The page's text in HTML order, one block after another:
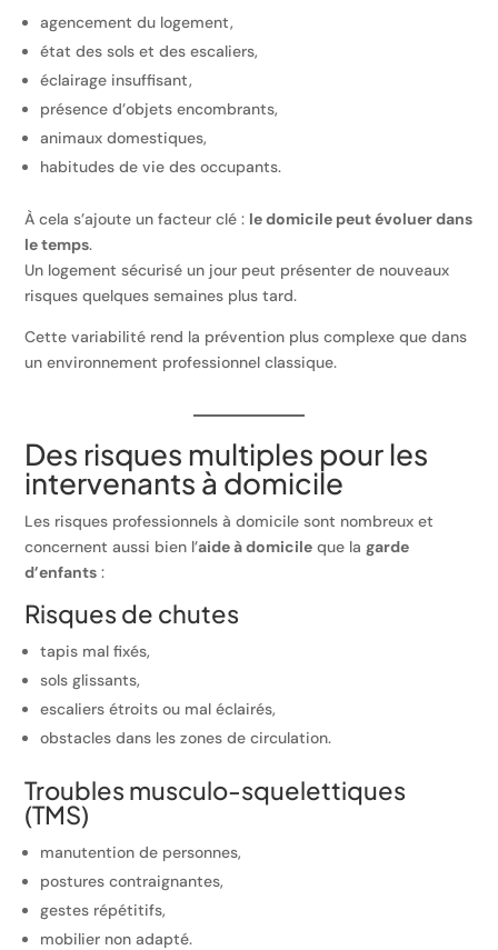
agencement du logement,
état des sols et des escaliers,
éclairage insuffisant,
présence d’objets encombrants,
animaux domestiques,
habitudes de vie des occupants.
À cela s’ajoute un facteur clé : le domicile peut évoluer dans
le temps.
Un logement sécurisé un jour peut présenter de nouveaux
risques quelques semaines plus tard.
Cette variabilité rend la prévention plus complexe que dans
un environnement professionnel classique.
Des risques multiples pour les
intervenants à domicile
Les risques professionnels à domicile sont nombreux et
concernent aussi bien l’aide à domicile que lagarde
d’enfants :
Risques de chutes
tapis mal fixés,
sols glissants,
escaliers étroits ou mal éclairés,
obstacles dans les zones de circulation.
Troubles musculo-squelettiques
(TMS)
manutention de personnes,
postures contraignantes,
gestes répétitifs,
mobilier non adapté.